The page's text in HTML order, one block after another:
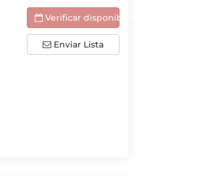
Verificar disponibilidade
Enviar Lista